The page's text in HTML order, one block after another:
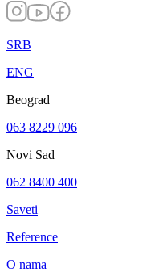
SRB
ENG
Beograd
063 8229 096
Novi Sad
062 8400 400
Saveti
Reference
O nama